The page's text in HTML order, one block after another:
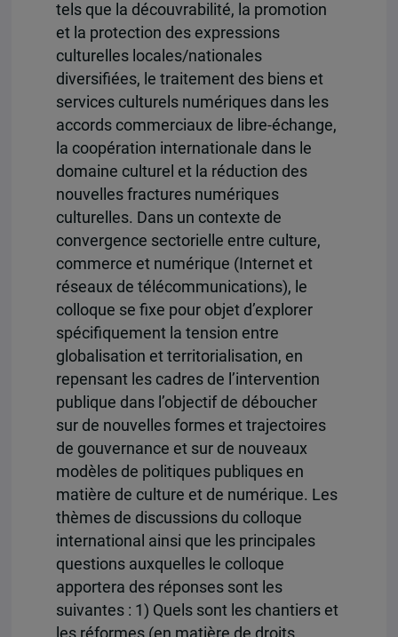
tels que la découvrabilité, la promotion
et la protection des expressions
culturelles locales/nationales
diversifiées, le traitement des biens et
services culturels numériques dans les
accords commerciaux de libre-échange,
la coopération internationale dans le
domaine culturel et la réduction des
nouvelles fractures numériques
culturelles. Dans un contexte de
convergence sectorielle entre culture,
commerce et numérique (Internet et
réseaux de télécommunications), le
colloque se fixe pour objet d’explorer
spécifiquement la tension entre
globalisation et territorialisation, en
repensant les cadres de l’intervention
publique dans l’objectif de déboucher
sur de nouvelles formes et trajectoires
de gouvernance et sur de nouveaux
modèles de politiques publiques en
matière de culture et de numérique. Les
thèmes de discussions du colloque
international ainsi que les principales
questions auxquelles le colloque
apportera des réponses sont les
suivantes : 1) Quels sont les chantiers et